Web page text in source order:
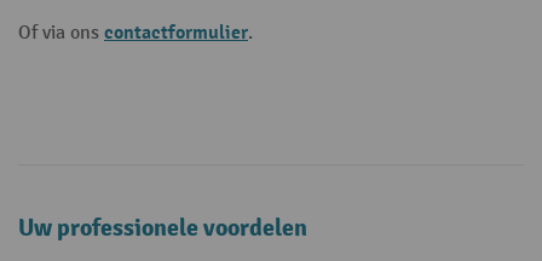
Of via ons contactformulier.
Uw professionele voordelen